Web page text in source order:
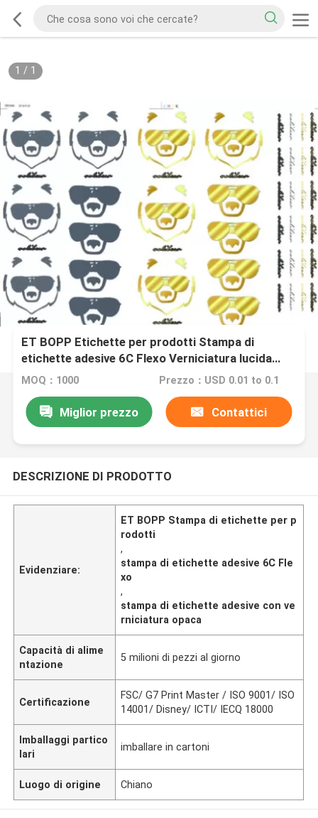
1 / 1
ET BOPP Etichette per prodotti Stampa di
etichette adesive 6C Flexo Verniciatura lucida
opaca
MOQ：1000 Prezzo：USD 0.01 to 0.1
Miglior prezzo Contattici
DESCRIZIONE DI PRODOTTO
Evidenziare:
ET BOPP Stampa di etichette per p
rodotti
,
stampa di etichette adesive 6C Fle
xo
,
stampa di etichette adesive con ve
rniciatura opaca
Capacità di alime
ntazione
5 milioni di pezzi al giorno
Certificazione
FSC/ G7 Print Master / ISO 9001/ ISO
14001/ Disney/ ICTI/ IECQ 18000
Imballaggi partico
lari
imballare in cartoni
Luogo di origine Chiano